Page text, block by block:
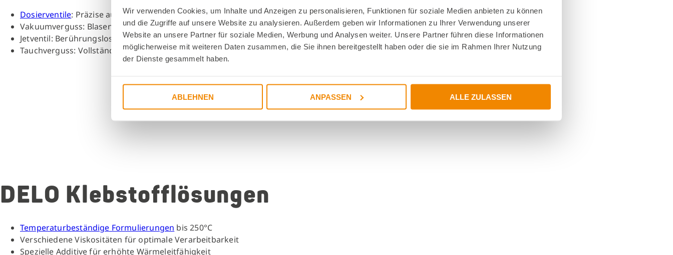
Wir verwenden Cookies, um Inhalte und Anzeigen zu personalisieren, Funktionen für soziale Medien anbieten zu können
und die Zugriffe auf unsere Website zu analysieren. Außerdem geben wir Informationen zu Ihrer Verwendung unserer
Website an unsere Partner für soziale Medien, Werbung und Analysen weiter. Unsere Partner führen diese Informationen
möglicherweise mit weiteren Daten zusammen, die Sie ihnen bereitgestellt haben oder die sie im Rahmen Ihrer Nutzung
der Dienste gesammelt haben.
ABLEHNEN ANPASSEN ALLE ZULASSEN
Dosierventile: Präzise automatisierte Applikation
Vakuumverguss: Blasenfreie Benetzung komplexer Geometrien
Jetventil: Berührungslose Dosierung kleinster Mengen
Tauchverguss: Vollständige Umhüllung von Baugruppen
DELO Klebstofflösungen
Temperaturbeständige Formulierungen bis 250°C
Verschiedene Viskositäten für optimale Verarbeitbarkeit
Spezielle Additive für erhöhte Wärmeleitfähigkeit